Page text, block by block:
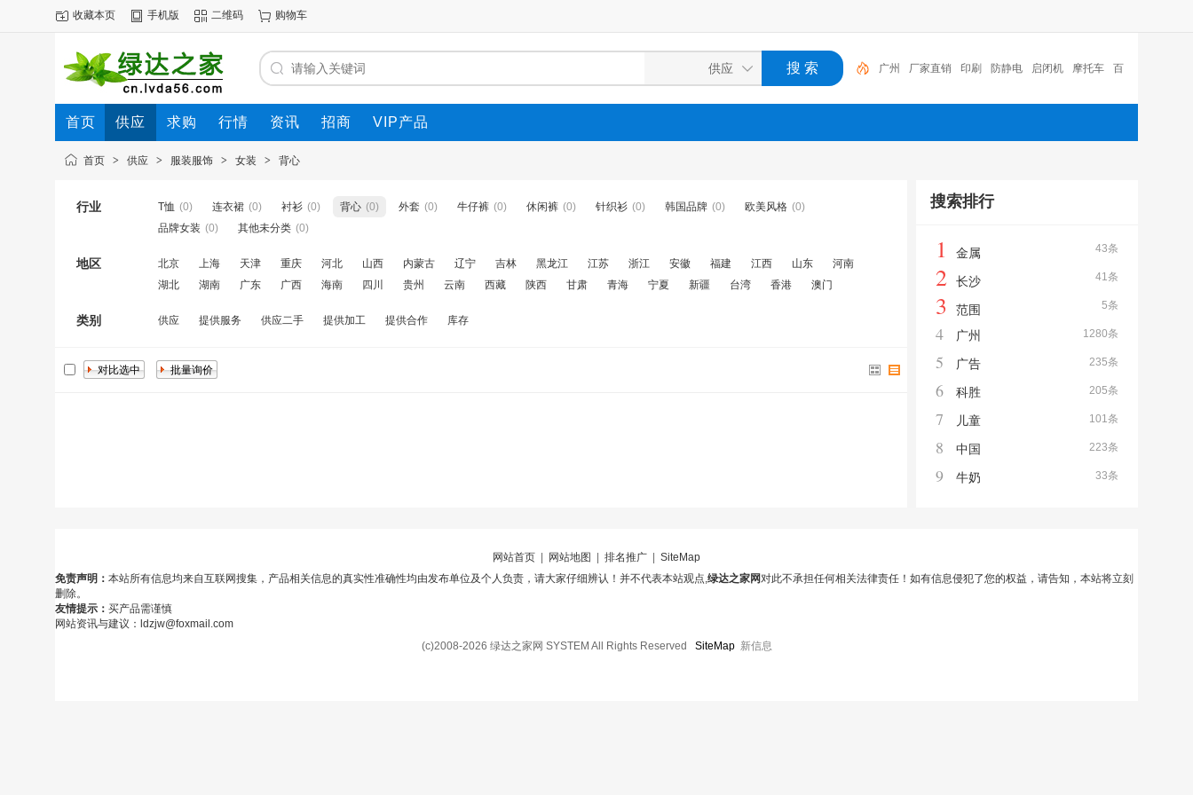
收藏本页 手机版 二维码 购物车
广州 厂家直销 印刷 防静电 启闭机 摩托车 百
福 咏玖进出口 体验桌 扑克
首页 供应 求购 行情 资讯 招商 VIP产品
首页 > 供应 > 服装服饰 > 女装 > 背心
行业 T恤 (0) 连衣裙 (0) 衬衫 (0) 背心 (0) 外套 (0) 牛仔裤 (0) 休闲裤 (0) 针织衫 (0) 韩国品牌 (0) 欧美风格 (0)
品牌女装 (0) 其他未分类 (0)
地区 北京 上海 天津 重庆 河北 山西 内蒙古 辽宁 吉林 黑龙江 江苏 浙江 安徽 福建 江西 山东
河南
湖北
湖南 广东 广西 海南 四川 贵州 云南 西藏 陕西 甘肃 青海 宁夏 新疆 台湾 香港 澳门
类别 供应 提供服务 供应二手 提供加工 提供合作 库存
搜索排行
43条
1 金属
41条
2 长沙
5条
3 范围
1280条
4 广州
235条
5 广告
205条
6 科胜
101条
7 儿童
223条
8 中国
33条
9 牛奶
网站首页 网站地图 排名推广
SiteMap
免责声明： 本站所有信息均来自互联网搜集，产品相关信息的真实性准确性均由发布单位及个人负责，请大家仔细辨认！并不代表本站观点,绿达之家网对此不承担任何相关法律责任！如有信息侵犯了您的权益，请告知，本站将立刻
删除。
友情提示： 买产品需谨慎
网站资讯与建议：ldzjw@foxmail.com
(c)2008-2026 绿达之家网 SYSTEM All Rights Reserved SiteMap 新信息